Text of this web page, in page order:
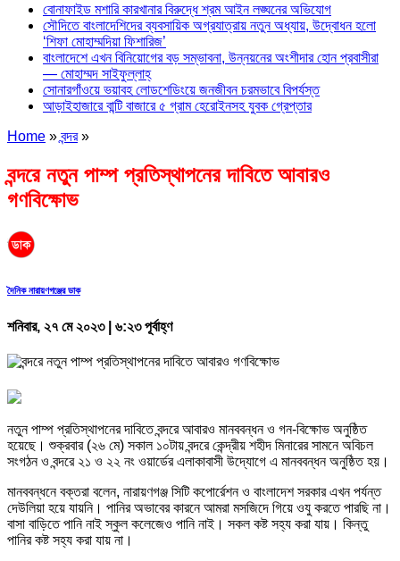
বোনাফাইড মশারি কারখানার বিরুদ্ধে শ্রম আইন লঙ্ঘনের অভিযোগ
সৌদিতে বাংলাদেশিদের ব্যবসায়িক অগ্রযাত্রায় নতুন অধ্যায়, উদ্বোধন হলো
‘শিফা মোহাম্মদিয়া ফিশারিজ’
বাংলাদেশে এখন বিনিয়োগের বড় সম্ভাবনা, উন্নয়নের অংশীদার হোন প্রবাসীরা
— মোহাম্মদ সাইফুল্লাহ্
সোনারগাঁওয়ে ভয়াবহ লোডশেডিংয়ে জনজীবন চরমভাবে বিপর্যস্ত
আড়াইহাজারে বান্টি বাজারে ৫ গ্রাম হেরোইনসহ যুবক গ্রেপ্তার
Home » বন্দর»
বন্দরে নতুন পাম্প প্রতিস্থাপনের দাবিতে আবারও
গণবিক্ষোভ
দৈনিক নারায়ণগঞ্জের ডাক
শনিবার, ২৭ মে ২০২৩ | ৬:২৩ পূর্বাহ্ণ
নতুন পাম্প প্রতিস্থাপনের দাবিতে বন্দরে আবারও মানববন্ধন ও গন-বিক্ষোভ অনুষ্ঠিত
হয়েছে। শুক্রবার (২৬ মে) সকাল ১০টায় বন্দরে কেন্দ্রীয় শহীদ মিনারের সামনে অবিচল
সংগঠন ও বন্দরে ২১ ও ২২ নং ওয়ার্ডের এলাকাবাসী উদ্যোগে এ মানববন্ধন অনুষ্ঠিত হয়।
মানববন্ধনে বক্তরা বলেন, নারায়ণগঞ্জ সিটি কপোর্রেশন ও বাংলাদেশ সরকার এখন পর্যন্ত
দেউলিয়া হয়ে যায়নি। পানির অভাবের কারনে আমরা মসজিদে গিয়ে ওযু করতে পারছি না।
বাসা বাড়িতে পানি নাই স্কুল কলেজেও পানি নাই। সকল কষ্ট সহ্য করা যায়। কিন্তু
পানির কষ্ট সহ্য করা যায় না।